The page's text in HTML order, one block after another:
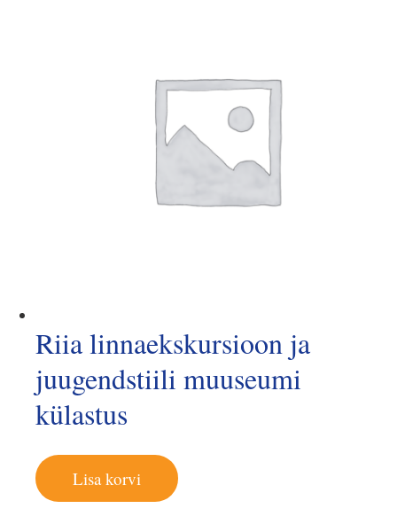
Riia linnaekskursioon ja
juugendstiili muuseumi
külastus
Lisa korvi